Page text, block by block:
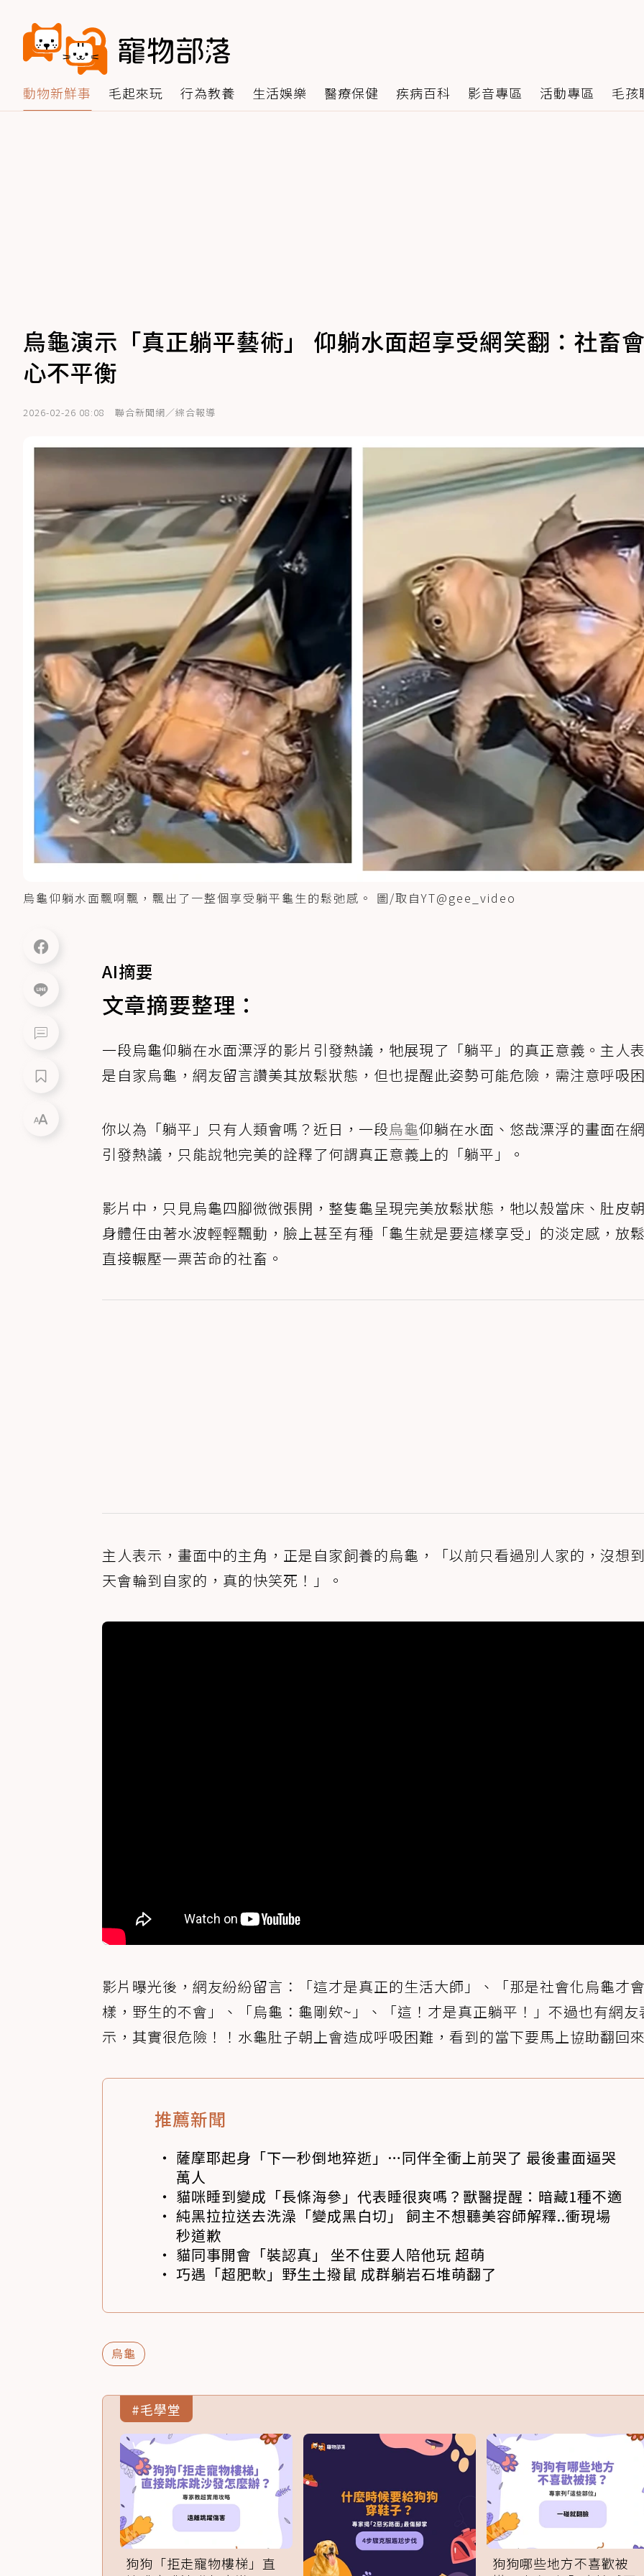
動物新鮮事 毛起來玩 行為教養 生活娛樂 醫療保健 疾病百科 影音專區 活動專區 毛孩
烏龜演示「真正躺平藝術」 仰躺水面超享受網笑翻：社畜
心不平衡
2026-02-26 08:08 聯合新聞網／綜合報導
烏龜仰躺水面飄啊飄，飄出了一整個享受躺平龜生的鬆弛感。 圖/取自YT@gee_video
AI摘要
文章摘要整理：
一段烏龜仰躺在水面漂浮的影片引發熱議，牠展現了「躺平」的真正意義。主人
是自家烏龜，網友留言讚美其放鬆狀態，但也提醒此姿勢可能危險，需注意呼吸
你以為「躺平」只有人類會嗎？近日，一段烏龜仰躺在水面、悠哉漂浮的畫面在
引發熱議，只能說牠完美的詮釋了何謂真正意義上的「躺平」。
影片中，只見烏龜四腳微微張開，整隻龜呈現完美放鬆狀態，牠以殼當床、肚皮
身體任由著水波輕輕飄動，臉上甚至有種「龜生就是要這樣享受」的淡定感，放
直接輾壓一票苦命的社畜。
主人表示，畫面中的主角，正是自家飼養的烏龜，「以前只看過別人家的，沒想
天會輪到自家的，真的快笑死！」。
影片曝光後，網友紛紛留言：「這才是真正的生活大師」、「那是社會化烏龜才
樣，野生的不會」、「烏龜：龜剛欸~」、「這！才是真正躺平！」不過也有網友
示，其實很危險！！水龜肚子朝上會造成呼吸困難，看到的當下要馬上協助翻回
推薦新聞
薩摩耶起身「下一秒倒地猝逝」…同伴全衝上前哭了 最後畫面逼哭
萬人
貓咪睡到變成「長條海參」代表睡很爽嗎？獸醫提醒：暗藏1種不適
純黑拉拉送去洗澡「變成黑白切」 飼主不想聽美容師解釋..衝現場
秒道歉
貓同事開會「裝認真」 坐不住要人陪他玩 超萌
巧遇「超肥軟」野生土撥鼠 成群躺岩石堆萌翻了
烏龜
#毛學堂
狗狗「拒走寵物樓梯」直
狗狗哪些地方不喜歡被